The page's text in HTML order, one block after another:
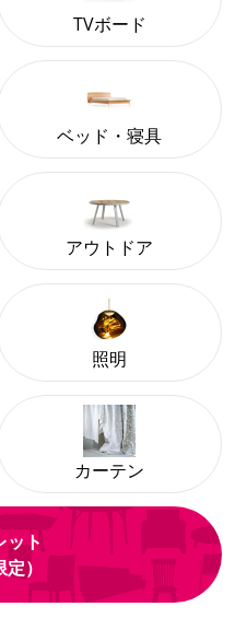
TVボード
ベッド・寝具
アウトドア
照明
カーテン
ット
定）